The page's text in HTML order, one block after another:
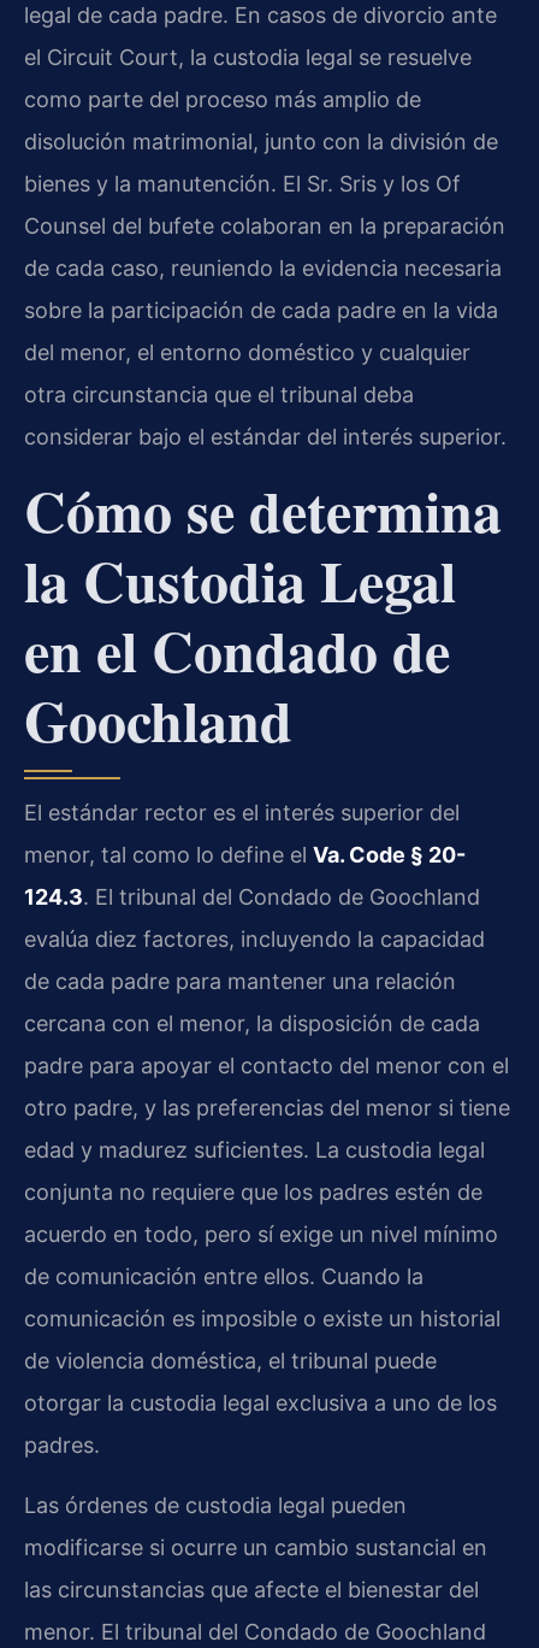
legal de cada padre. En casos de divorcio ante
el Circuit Court, la custodia legal se resuelve
como parte del proceso más amplio de
disolución matrimonial, junto con la división de
bienes y la manutención. El Sr. Sris y los Of
Counsel del bufete colaboran en la preparación
de cada caso, reuniendo la evidencia necesaria
sobre la participación de cada padre en la vida
del menor, el entorno doméstico y cualquier
otra circunstancia que el tribunal deba
considerar bajo el estándar del interés superior.
Cómo se determina
la Custodia Legal
en el Condado de
Goochland
El estándar rector es el interés superior del
menor, tal como lo define el Va. Code § 20-
124.3. El tribunal del Condado de Goochland
evalúa diez factores, incluyendo la capacidad
de cada padre para mantener una relación
cercana con el menor, la disposición de cada
padre para apoyar el contacto del menor con el
otro padre, y las preferencias del menor si tiene
edad y madurez suficientes. La custodia legal
conjunta no requiere que los padres estén de
acuerdo en todo, pero sí exige un nivel mínimo
de comunicación entre ellos. Cuando la
comunicación es imposible o existe un historial
de violencia doméstica, el tribunal puede
otorgar la custodia legal exclusiva a uno de los
padres.
Las órdenes de custodia legal pueden
modificarse si ocurre un cambio sustancial en
las circunstancias que afecte el bienestar del
menor. El tribunal del Condado de Goochland